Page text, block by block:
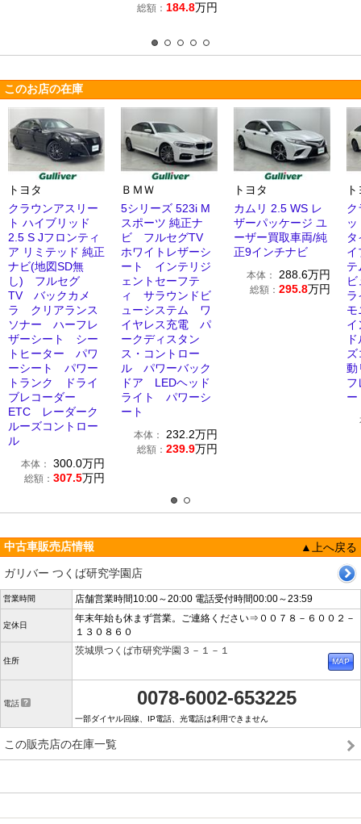
総額： 184.8万円
このお店の在庫
トヨタ
クラウンアスリー
ト ハイブリッド
2.5 S Jフロンティ
ア リミテッド 純正
ナビ(地図SD無
し) フルセグ
TV バックカメ
ラ クリアランス
ソナー ハーフレ
ザーシート シー
トヒーター パワ
ーシート パワー
トランク ドライ
ブレコーダー
ETC レーダーク
ルーズコントロー
ル
本体： 300.0万円
総額： 307.5万円
ＢＭＷ
5シリーズ 523i M
スポーツ 純正ナ
ビ フルセグTV
ホワイトレザーシ
ート インテリジ
ェントセーフテ
ィ サラウンドビ
ューシステム ワ
イヤレス充電 パ
ークディスタン
ス・コントロー
ル パワーバック
ドア LEDヘッド
ライト パワーシ
ート
本体： 232.2万円
総額： 239.9万円
トヨタ
カムリ 2.5 WS レ
ザーパッケージ ユ
ーザー買取車両/純
正9インチナビ
本体： 288.6万円
総額： 295.8万円
ク
イ
テ
ラ
モ
イ
動
フ
ー
中古車販売店情報
▲上へ戻る
ガリバー つくば研究学園店
営業時間 店舗営業時間10:00～20:00 電話受付時間00:00～23:59
定休日
年末年始も休まず営業。ご連絡ください⇒００７８－６００２－
１３０８６０
住所
茨城県つくば市研究学園３－１－１
電話 0078-6002-653225
一部ダイヤル回線、IP電話、光電話は利用できません
この販売店の在庫一覧